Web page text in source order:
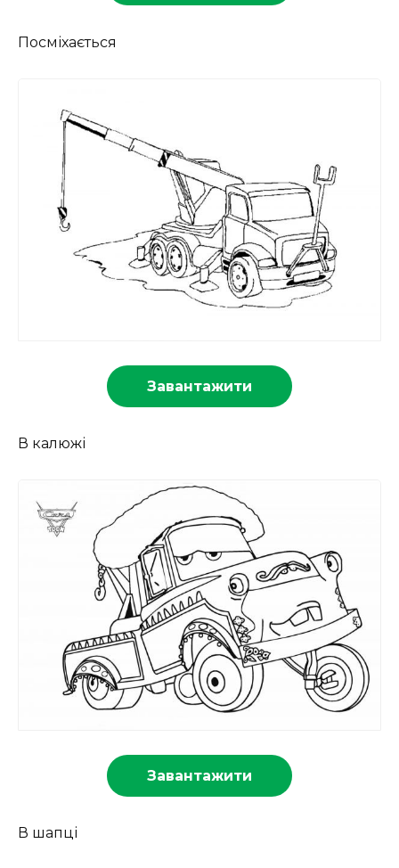
Посміхається
Завантажити
В калюжі
Завантажити
В шапці